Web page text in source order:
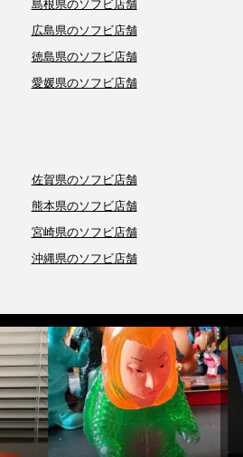
島根県のソフビ店舗
広島県のソフビ店舗
徳島県のソフビ店舗
愛媛県のソフビ店舗
佐賀県のソフビ店舗
熊本県のソフビ店舗
宮崎県のソフビ店舗
沖縄県のソフビ店舗